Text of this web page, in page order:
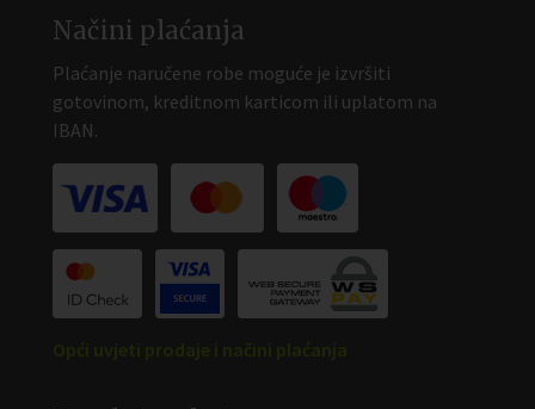
Načini plaćanja
Plaćanje naručene robe moguće je izvršiti
gotovinom, kreditnom karticom ili uplatom na
IBAN.